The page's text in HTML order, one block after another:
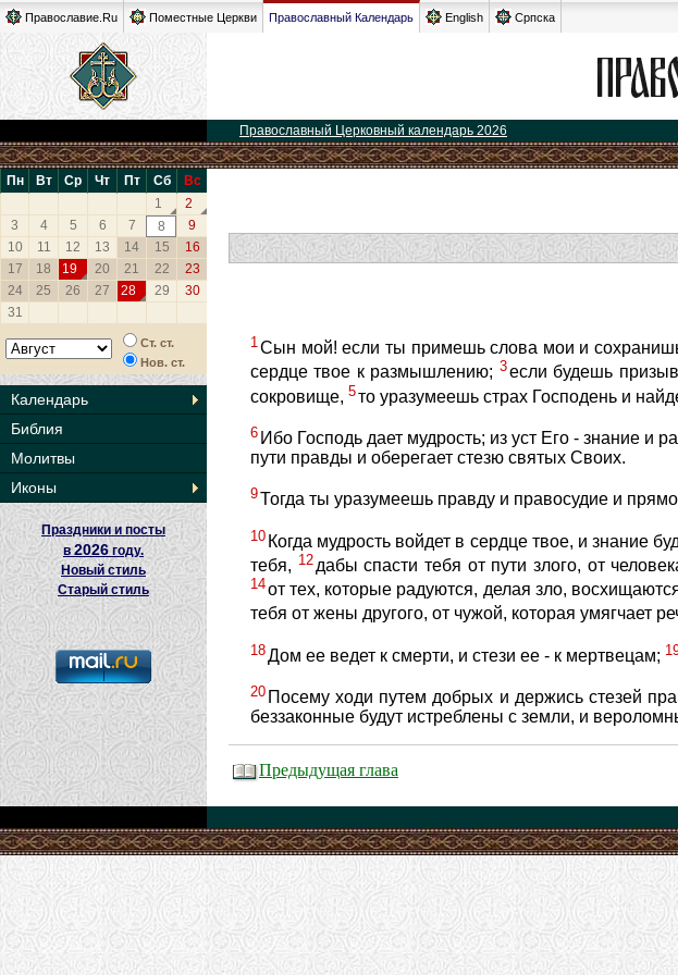
Православие.Ru Поместные Церкви Православный Календарь English Српска
Православный Церковный календарь 2026
Пн Вт Ср Чт Пт Сб
Вс
1
2
3
4 5 6 7 8
9
10
11 12 13 14 15
16
17
18 19 20 21 22
23
24
25 26 27 28 29
30
31
Ст. ст.
Нов. ст.
Календарь
Библия
Молитвы
Иконы
Праздники и посты
в2026 году.
Новый стиль
Старый стиль
1 Сын мой! если ты примешь слова мои и
сердце твое к размышлению; 3если будешь
сокровище, 5то уразумеешь страх Господень и
6 Ибо Господь дает мудрость; из уст Его - знание и
пути правды и оберегает стезю святых Своих.
9Тогда ты уразумеешь правду и правосудие и
10 Когда мудрость войдет в сердце твое, и знание
тебя, 12 дабы спасти тебя от пути злого, от
14от тех, которые радуются, делая зло,
тебя от жены другого, от чужой, которая умягчает
18Дом ее ведет к смерти, и стези ее - к мертвецам;
20 Посему ходи путем добрых и держись стезей
беззаконные будут истреблены с земли, и
Предыдущая глава